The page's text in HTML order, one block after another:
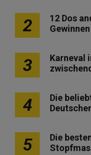
2
12 Dos
3
Karneval
4
Die
5
Die